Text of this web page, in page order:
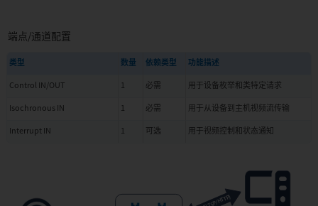
端点/通道配置
类型 数量 依赖类型 功能描述
Control IN/OUT 1 必需 用于设备枚举和类特定请求
Isochronous IN 1 必需 用于从设备到主机视频流传输
Interrupt IN 1 可选 用于视频控制和状态通知